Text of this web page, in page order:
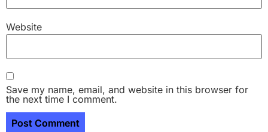
Website
Save my name, email, and website in this browser for
the next time I comment.